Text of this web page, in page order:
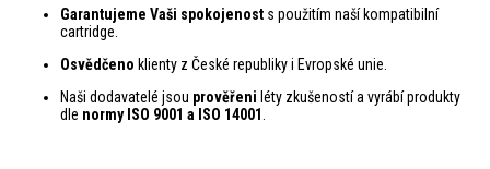
Garantujeme Vaši spokojenost s použitím naší kompatibilní
cartridge.
Osvědčeno klienty z České republiky i Evropské unie.
Naši dodavatelé jsou prověřeni léty zkušeností a vyrábí produkty
dle normy ISO 9001 a ISO 14001